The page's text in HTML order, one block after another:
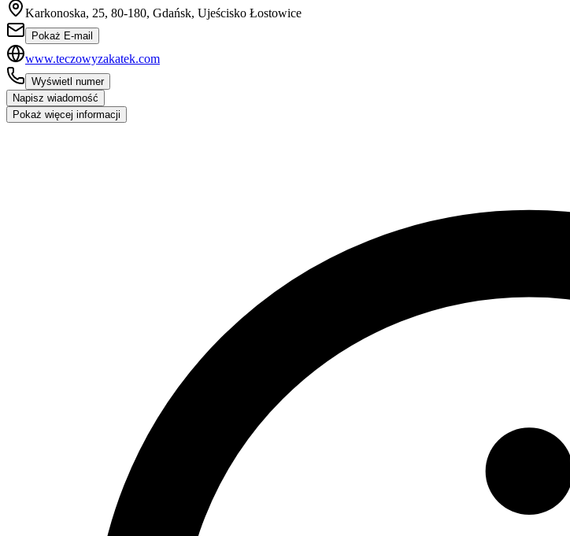
Karkonoska, 25, 80-180, Gdańsk, Ujeścisko Łostowice
Pokaż E-mail
www.teczowyzakatek.com
Wyświetl numer
Napisz wiadomość
Pokaż więcej informacji